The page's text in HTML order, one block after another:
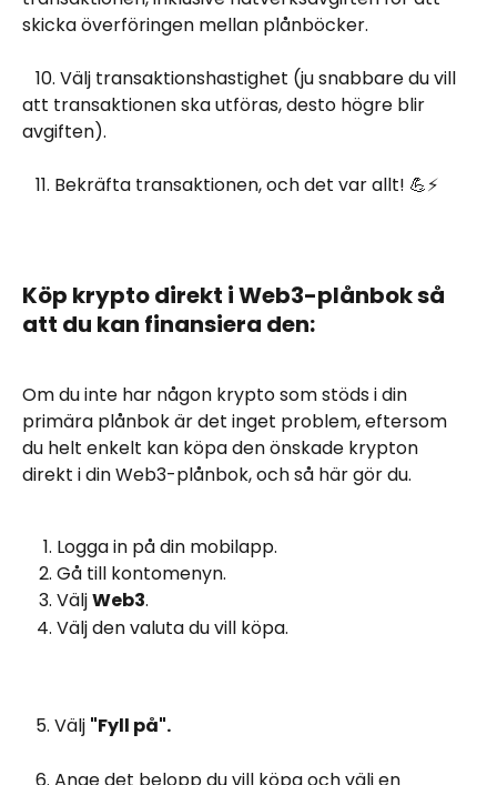
skicka överföringen mellan plånböcker.
att transaktionen ska utföras, desto högre blir
avgiften).
   11. Bekräfta transaktionen, och det var allt! 💪⚡
Köp krypto direkt i Web3-plånbok så
att du kan finansiera den:
Om du inte har någon krypto som stöds i din
primära plånbok är det inget problem, eftersom
du helt enkelt kan köpa den önskade krypton
direkt i din Web3-plånbok, och så här gör du.
Logga in på din mobilapp.
Gå till kontomenyn.
Välj Web3.
Välj den valuta du vill köpa.
   5. Välj
"Fyll på".